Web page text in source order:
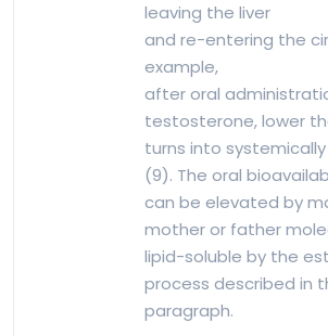
leaving the liver
and re-entering the
example,
after oral
testosterone, lower
turns into
(9). The oral
can be elevated by
mother or father
lipid-soluble by the
process described in
paragraph.